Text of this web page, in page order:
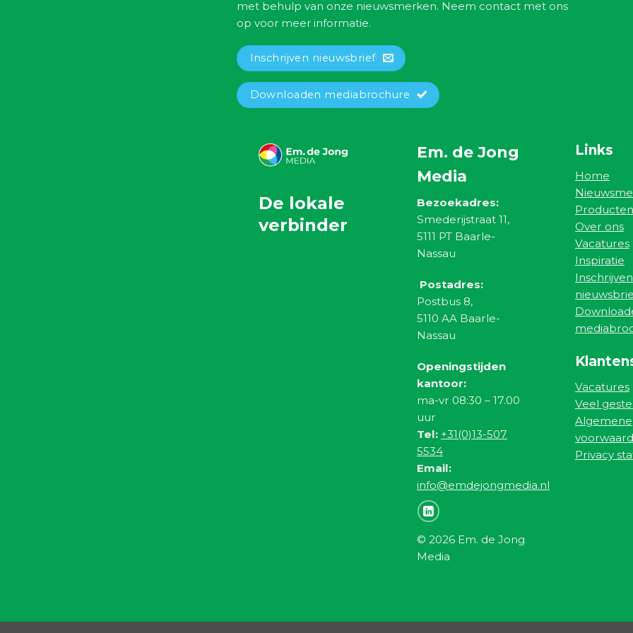
met behulp van onze nieuwsmerken. Neem contact met ons
op voor meer informatie.
Inschrijven nieuwsbrief
Downloaden mediabrochure
De lokale
verbinder
Em. de Jong
Media
Bezoekadres:
Smederijstraat 11,
5111 PT Baarle-
Nassau
Postadres:
Postbus 8,
5110 AA Baarle-
Nassau
Openingstijden
kantoor:
ma-vr 08:30 – 17.00
uur
Tel: +31(0)13-507
5534
Email:
info@emdejongmedia.nl
© 2026 Em. de Jong
Media
Links
Home
Producten
Over ons
Vacatures
Inspiratie
Inschrijven
Vacatures
Veel
Algemene
Privacy